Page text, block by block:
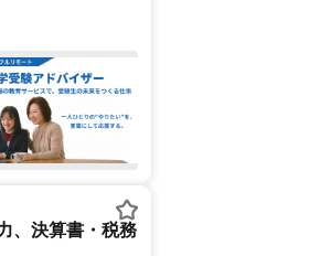
、決算書・税務